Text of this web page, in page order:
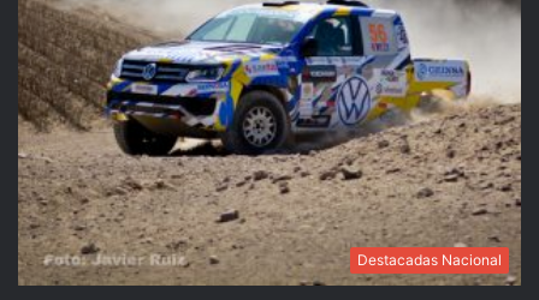
Destacadas Nacional